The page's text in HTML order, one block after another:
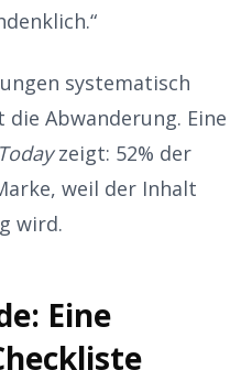
systematisch
Abwanderung. Eine
zeigt: 52% der
weil der Inhalt
wird.
Eine